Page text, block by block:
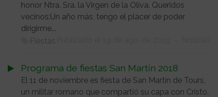
honor Ntra. Sra. la Virgen de la Oliva. Queridos
vecinos:Un año más, tengo el placer de poder
dirigirme...
Fiestas
Programa de fiestas San Martín 2018
El 11 de noviembre es fiesta de San Martín de Tours,
un militar romano que compartió su capa con Cristo,